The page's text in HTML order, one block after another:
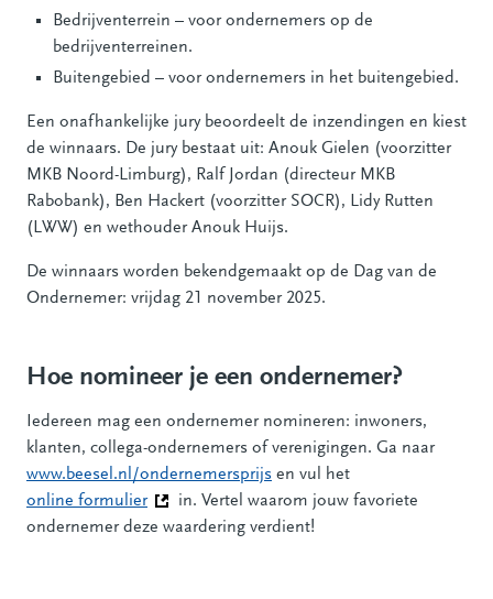
Bedrijventerrein – voor ondernemers op de
bedrijventerreinen.
Buitengebied – voor ondernemers in het buitengebied.
Een onafhankelijke jury beoordeelt de inzendingen en kiest
de winnaars. De jury bestaat uit: Anouk Gielen (voorzitter
MKB Noord-Limburg), Ralf Jordan (directeur MKB
Rabobank), Ben Hackert (voorzitter SOCR), Lidy Rutten
(LWW) en wethouder Anouk Huijs.
De winnaars worden bekendgemaakt op de Dag van de
Ondernemer: vrijdag 21 november 2025.
Hoe nomineer je een ondernemer?
Iedereen mag een ondernemer nomineren: inwoners,
klanten, collega-ondernemers of verenigingen. Ga naar
www.beesel.nl/ondernemersprijs en vul het
online formulier(Deze link gaat naar een andere website)
in. Vertel waarom jouw favoriete
ondernemer deze waardering verdient!